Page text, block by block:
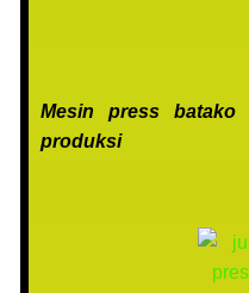
Mesin press
produksi